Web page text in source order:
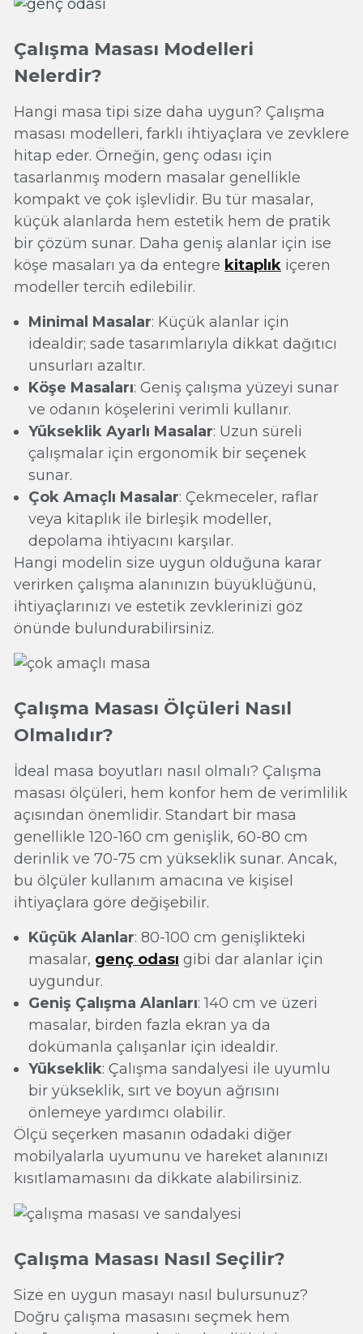
Çalışma Masası Modelleri
Nelerdir?
Hangi masa tipi size daha uygun? Çalışma
masası modelleri, farklı ihtiyaçlara ve zevklere
hitap eder. Örneğin, genç odası için
tasarlanmış modern masalar genellikle
kompakt ve çok işlevlidir. Bu tür masalar,
küçük alanlarda hem estetik hem de pratik
bir çözüm sunar. Daha geniş alanlar için ise
köşe masaları ya da entegre kitaplık içeren
modeller tercih edilebilir.
Minimal Masalar: Küçük alanlar için
idealdir; sade tasarımlarıyla dikkat dağıtıcı
unsurları azaltır.
Köşe Masaları: Geniş çalışma yüzeyi sunar
ve odanın köşelerini verimli kullanır.
Yükseklik Ayarlı Masalar: Uzun süreli
çalışmalar için ergonomik bir seçenek
sunar.
Çok Amaçlı Masalar: Çekmeceler, raflar
veya kitaplık ile birleşik modeller,
depolama ihtiyacını karşılar.
Hangi modelin size uygun olduğuna karar
verirken çalışma alanınızın büyüklüğünü,
ihtiyaçlarınızı ve estetik zevklerinizi göz
önünde bulundurabilirsiniz.
Çalışma Masası Ölçüleri Nasıl
Olmalıdır?
İdeal masa boyutları nasıl olmalı? Çalışma
masası ölçüleri, hem konfor hem de verimlilik
açısından önemlidir. Standart bir masa
genellikle 120-160 cm genişlik, 60-80 cm
derinlik ve 70-75 cm yükseklik sunar. Ancak,
bu ölçüler kullanım amacına ve kişisel
ihtiyaçlara göre değişebilir.
Küçük Alanlar: 80-100 cm genişlikteki
masalar, genç odası gibi dar alanlar için
uygundur.
Geniş Çalışma Alanları: 140 cm ve üzeri
masalar, birden fazla ekran ya da
dokümanla çalışanlar için idealdir.
Yükseklik: Çalışma sandalyesi ile uyumlu
bir yükseklik, sırt ve boyun ağrısını
önlemeye yardımcı olabilir.
Ölçü seçerken masanın odadaki diğer
mobilyalarla uyumunu ve hareket alanınızı
kısıtlamamasını da dikkate alabilirsiniz.
Çalışma Masası Nasıl Seçilir?
Size en uygun masayı nasıl bulursunuz?
Doğru çalışma masasını seçmek hem